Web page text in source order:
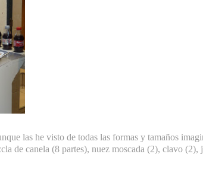
las he visto de todas las formas y tamaños
de canela (8 partes), nuez moscada (2), clavo